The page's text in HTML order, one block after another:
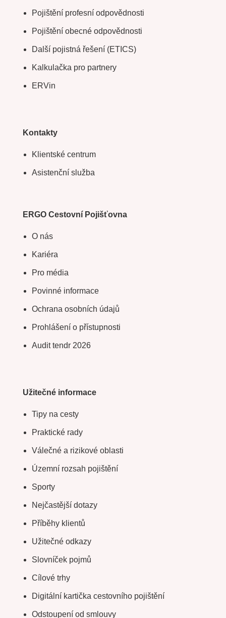
Pojištění profesní odpovědnosti
Pojištění obecné odpovědnosti
Další pojistná řešení (ETICS)
Kalkulačka pro partnery
ERVin
Kontakty
Klientské centrum
Asistenční služba
ERGO Cestovní Pojišťovna
O nás
Kariéra
Pro média
Povinné informace
Ochrana osobních údajů
Prohlášení o přístupnosti
Audit tendr 2026
Užitečné informace
Tipy na cesty
Praktické rady
Válečné a rizikové oblasti
Územní rozsah pojištění
Sporty
Nejčastější dotazy
Příběhy klientů
Užitečné odkazy
Slovníček pojmů
Cílové trhy
Digitální kartička cestovního pojištění
Odstoupení od smlouvy